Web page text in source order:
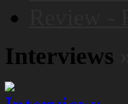
Interviews